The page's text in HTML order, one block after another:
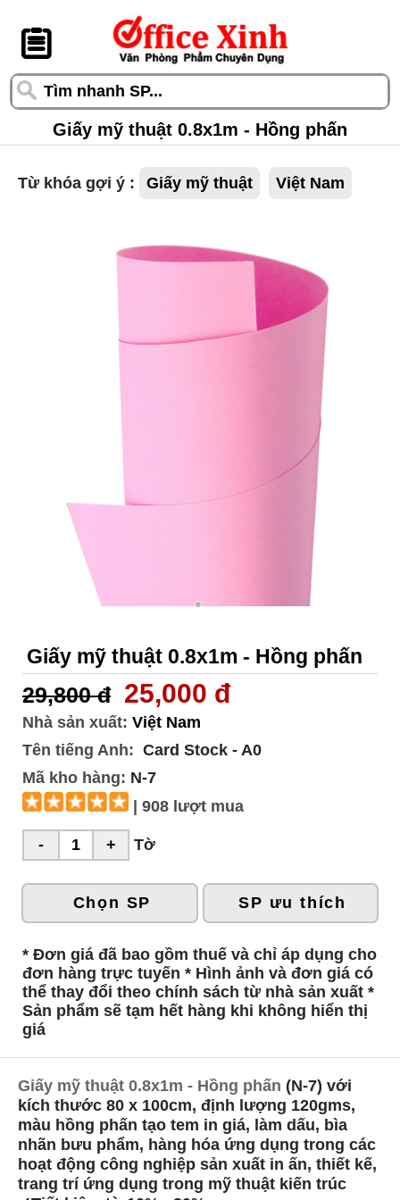
󰆎
Giấy mỹ thuật 0.8x1m - Hồng phấn
Từ khóa gợi ý : Giấy mỹ thuật Việt Nam
Giấy mỹ thuật 0.8x1m - Hồng phấn
29,800 đ 25,000 đ
Nhà sản xuất: Việt Nam
Tên tiếng Anh: Card Stock - A0
Mã kho hàng: N-7
| 908 lượt mua
Tờ
Chọn SP SP ưu thích
* Đơn giá đã bao gồm thuế và chỉ áp dụng cho
đơn hàng trực tuyến * Hình ảnh và đơn giá có
thể thay đổi theo chính sách từ nhà sản xuất *
Sản phẩm sẽ tạm hết hàng khi không hiển thị
giá
Giấy mỹ thuật 0.8x1m - Hồng phấn (N-7) với
kích thước 80 x 100cm, định lượng 120gms,
màu hồng phấn tạo tem in giá, làm dấu, bìa
nhãn bưu phẩm, hàng hóa ứng dụng trong các
hoạt động công nghiệp sản xuất in ấn, thiết kế,
trang trí ứng dụng trong mỹ thuật kiến trúc